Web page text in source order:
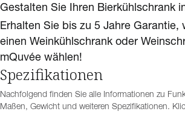
Gestalten Sie Ihren Bierkühlschrank
Erhalten Sie bis zu 5 Jahre Garantie,
einen Weinkühlschrank oder
mQuvée wählen!
Spezifikationen
Nachfolgend finden Sie alle Informationen zu
Maßen, Gewicht und weiteren Spezifikationen.